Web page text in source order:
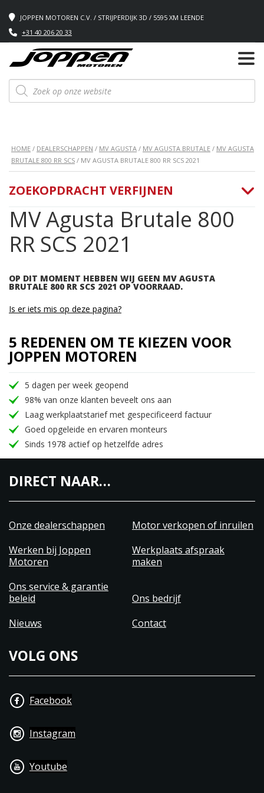
JOPPEN MOTOREN C.V. / STRIJPERDIJK 3D / 5595 XM LEENDE
+31 40 206 20 33
Producten
zoeken
HOME / DEALERSCHAPPEN / MV AGUSTA / MV AGUSTA BRUTALE / MV AGUSTA
BRUTALE 800 RR SCS / MV AGUSTA BRUTALE 800 RR SCS 2021
MV Agusta Brutale 800
RR SCS 2021
OP DIT MOMENT HEBBEN WIJ GEEN MV AGUSTA
BRUTALE 800 RR SCS 2021 OP VOORRAAD.
ZOEKOPDRACHT VERFIJNEN
Is er iets mis op deze pagina?
5 REDENEN OM TE KIEZEN VOOR
JOPPEN MOTOREN
5 dagen per week geopend
98% van onze klanten beveelt ons aan
Laag werkplaatstarief met gespecificeerd factuur
Goed opgeleide en ervaren monteurs
Sinds 1978 actief op hetzelfde adres
DIRECT NAAR…
Onze dealerschappen
Motor verkopen of inruilen
Werken bij Joppen
Motoren
Werkplaats afspraak
maken
Ons service & garantie
beleid
Ons bedrijf
Nieuws
Contact
VOLG ONS
Facebook
Instagram
Youtube